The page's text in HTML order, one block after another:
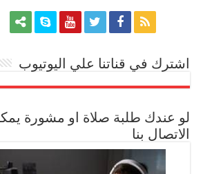
اشترك في قناتنا علي اليوتيوب
لو عندك طلبة صلاة او مشورة
الاتصال بنا